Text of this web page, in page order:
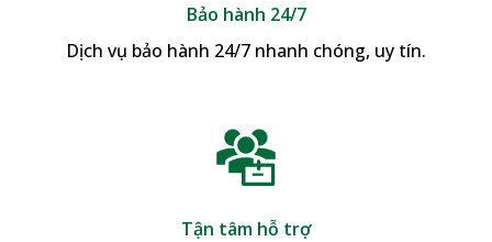
Bảo hành 24/7
Dịch vụ bảo hành 24/7 nhanh chóng, uy tín.
Tận tâm hỗ trợ